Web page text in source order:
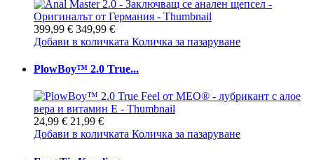
399,99 € 349,99 €
Добави в количката Количка за пазаруване
PlowBoy™ 2.0 True...
24,99 € 21,99 €
Добави в количката Количка за пазаруване